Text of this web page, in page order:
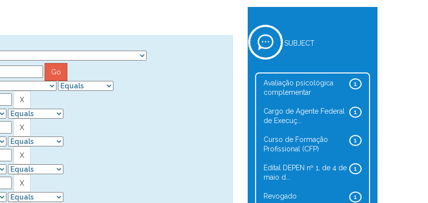
SUBJECT
1
Avaliação psicológica
complementar
1
Cargo de Agente Federal
de Execuç...
1
Curso de Formação
Profissional (CFP)
1
Edital DEPEN nº 1, de 4 de
maio d...
1
Revogado